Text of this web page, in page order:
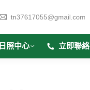
tn37617055@gmail.com
日照中心 立即聯絡